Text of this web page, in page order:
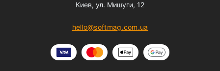
Киев, ул. Мишуги, 12
hello@softmag.com.ua